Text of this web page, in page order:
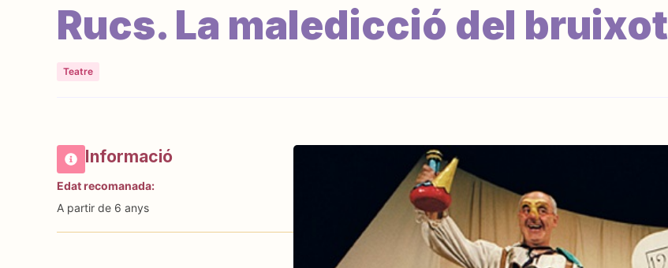
Rucs. La maledicció del bruixot
Teatre
Informació
Edat recomanada:
A partir de 6 anys